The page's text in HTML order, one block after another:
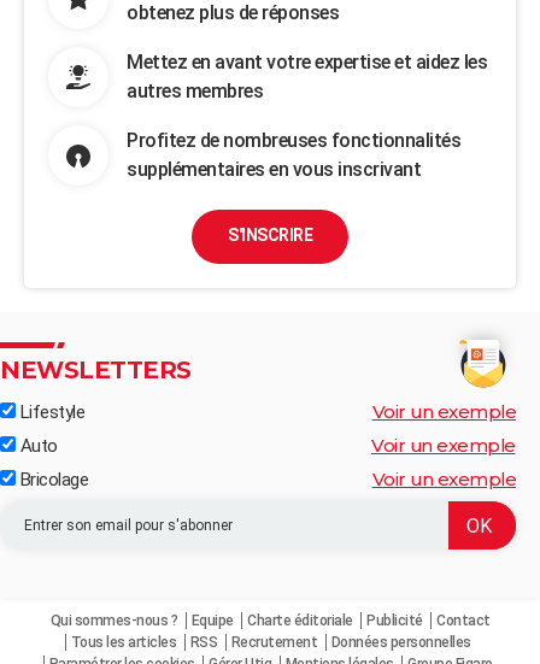
obtenez plus de réponses
Mettez en avant votre expertise et aidez les
autres membres
Profitez de nombreuses fonctionnalités
supplémentaires en vous inscrivant
S'INSCRIRE
NEWSLETTERS
Lifestyle Voir un exemple
Auto Voir un exemple
Bricolage Voir un exemple
Qui sommes-nous ? Equipe Charte éditoriale Publicité
Contact
Tous les articles
RSS Recrutement
Données personnelles